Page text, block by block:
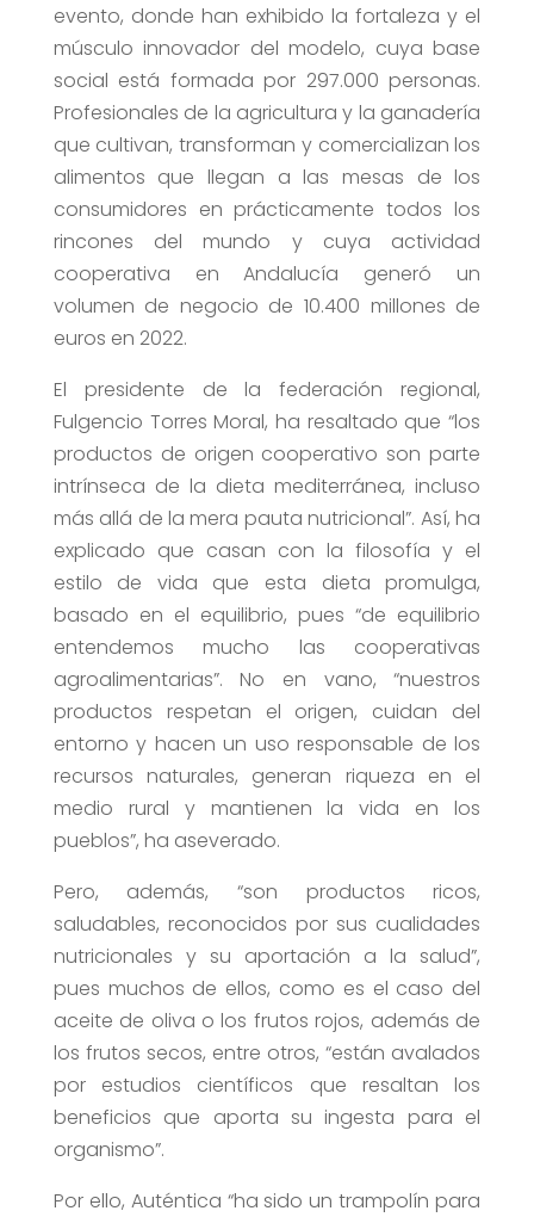
evento, donde han exhibido la fortaleza y el
músculo innovador del modelo, cuya base
social está formada por 297.000 personas.
Profesionales de la agricultura y la ganadería
que cultivan, transforman y comercializan los
alimentos que llegan a las mesas de los
consumidores en prácticamente todos los
rincones del mundo y cuya actividad
cooperativa en Andalucía generó un
volumen de negocio de 10.400 millones de
euros en 2022.
El presidente de la federación regional,
Fulgencio Torres Moral, ha resaltado que “los
productos de origen cooperativo son parte
intrínseca de la dieta mediterránea, incluso
más allá de la mera pauta nutricional”. Así, ha
explicado que casan con la filosofía y el
estilo de vida que esta dieta promulga,
basado en el equilibrio, pues “de equilibrio
entendemos mucho las cooperativas
agroalimentarias”. No en vano, “nuestros
productos respetan el origen, cuidan del
entorno y hacen un uso responsable de los
recursos naturales, generan riqueza en el
medio rural y mantienen la vida en los
pueblos”, ha aseverado.
Pero, además, “son productos ricos,
saludables, reconocidos por sus cualidades
nutricionales y su aportación a la salud”,
pues muchos de ellos, como es el caso del
aceite de oliva o los frutos rojos, además de
los frutos secos, entre otros, “están avalados
por estudios científicos que resaltan los
beneficios que aporta su ingesta para el
organismo”.
Por ello, Auténtica “ha sido un trampolín para